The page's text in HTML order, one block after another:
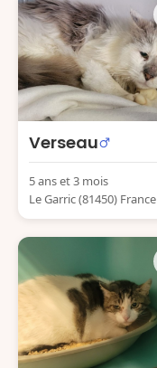
Verseau
5 ans et 3 mois
Le Garric (81450) France